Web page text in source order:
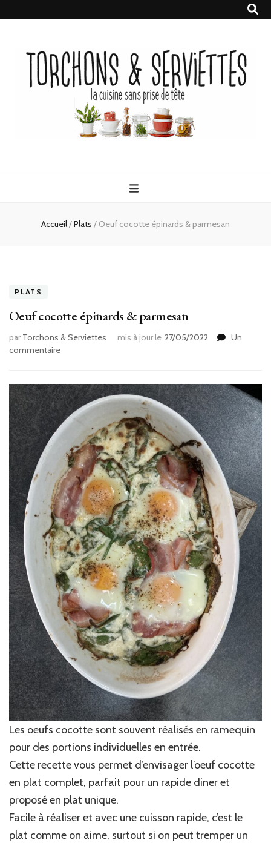
Serviettes
Accueil/Plats / Oeuf cocotte épinards & parmesan
PLATS
Oeuf cocotte épinards & parmesan
par Torchons & Serviettes mis à jour le 27/05/2022
Un
commentairesur
épinards
&
parmesan
Les oeufs cocotte sont souvent réalisés en ramequin
pour des portions individuelles en entrée.
Cette recette vous permet d’envisager l’oeuf cocotte
en plat complet, parfait pour un rapide diner et
proposé en plat unique.
Facile à réaliser et avec une cuisson rapide, c’est le
plat comme on aime, surtout si on peut tremper un